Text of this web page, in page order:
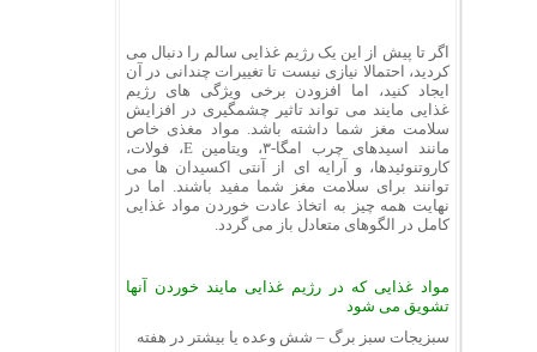
اگر تا پیش از این یک رژیم غذایی سالم را دنبال می
کردید، احتمالا نیازی نیست تا تغییرات چندانی در آن
ایجاد کنید، اما افزودن برخی ویژگی های رژیم
غذایی مایند می تواند تاثیر چشمگیری در افزایش
سلامت مغز شما داشته باشد. مواد مغذی خاص
مانند اسیدهای چرب امگا-۳، ویتامین E، فولات،
کاروتنوئیدها، و آرایه ای از آنتی اکسیدان ها می
توانند برای سلامت مغز شما مفید باشند. اما در
نهایت همه چیز به اتخاذ عادت خوردن مواد غذایی
کامل در الگوهای متعادل باز می گردد.
مواد غذایی که در رژیم غذایی مایند خوردن آنها
تشویق می شود
سبزیجات سبز برگ – شش وعده یا بیشتر در هفته